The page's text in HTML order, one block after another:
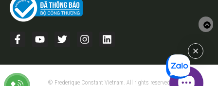
© Frederique Constant Vietnam. All rights reserved